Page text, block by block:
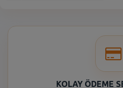
KOLAY ÖDEME